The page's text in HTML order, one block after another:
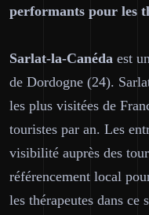
performants pour les
Sarlat-la-Canéda est
de Dordogne (24).
les plus visitées de
touristes par an. Les
visibilité auprès des
référencement local
les thérapeutes dans